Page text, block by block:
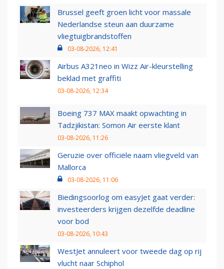
Brussel geeft groen licht voor massale
Nederlandse steun aan duurzame
vliegtuigbrandstoffen
03-08-2026, 12:41
Airbus A321neo in Wizz Air-kleurstelling
beklad met graffiti
03-08-2026, 12:34
Boeing 737 MAX maakt opwachting in
Tadzjikistan: Somon Air eerste klant
03-08-2026, 11:26
Geruzie over officiële naam vliegveld van
Mallorca
03-08-2026, 11:06
Biedingsoorlog om easyJet gaat verder:
investeerders krijgen dezelfde deadline
voor bod
03-08-2026, 10:43
WestJet annuleert voor tweede dag op rij
vlucht naar Schiphol